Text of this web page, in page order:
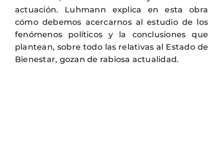
actuación. Luhmann explica en esta obra
cómo debemos acercarnos al estudio de los
fenómenos políticos y la conclusiones que
plantean, sobre todo las relativas al Estado de
Bienestar, gozan de rabiosa actualidad.